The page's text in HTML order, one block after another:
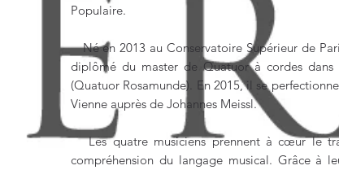
Populaire.
Né en 2013 au Conservatoire Supérieur de
diplômé du master de Quatuor à cordes dans
(Quatuor Rosamunde). En 2015, il se
Vienne auprès de Johannes Meissl.
Les quatre musiciens prennent à cœur le
compréhension du langage musical. Grâce à